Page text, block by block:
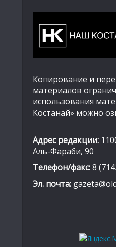
Копирование и
материалов
использования
Костанай» можно
Адрес редакции:
Аль-Фараби, 90
Телефон/факс:8
Эл. почта: